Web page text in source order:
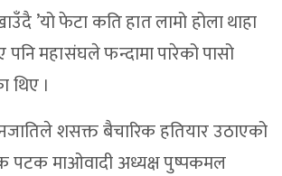
’यो फेटा कति हात लामो होला थाहा
महासंघले फन्दामा पारेको पासो
थिए ।
शसक्त बैचारिक हतियार उठाएको
पटक माओवादी अध्यक्ष पुष्पकमल